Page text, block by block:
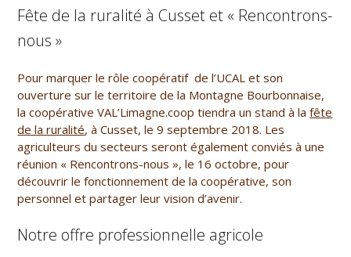
Fête de la ruralité à Cusset et « Rencontrons-
nous »
Pour marquer le rôle coopératif de l’UCAL et son
ouverture sur le territoire de la Montagne Bourbonnaise,
la coopérative VAL’Limagne.coop tiendra un stand à lafête
de la ruralité, à Cusset, le 9 septembre 2018. Les
agriculteurs du secteurs seront également conviés à une
réunion « Rencontrons-nous », le 16 octobre, pour
découvrir le fonctionnement de la coopérative, son
personnel et partager leur vision d’avenir.
Notre offre professionnelle agricole